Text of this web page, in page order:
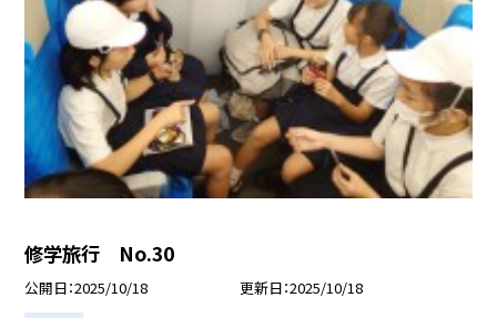
修学旅行 No.30
公開日 2025/10/18 更新日 2025/10/18